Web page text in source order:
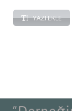
YAZI EKLE